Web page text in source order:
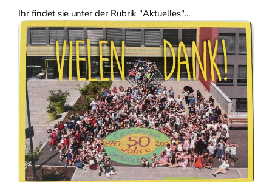
Ihr findet sie unter der Rubrik "Aktuelles"...